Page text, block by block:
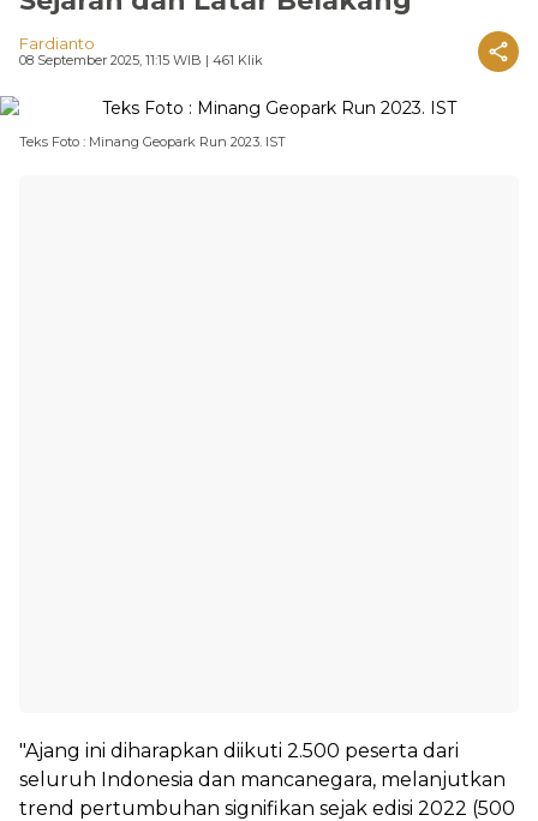
Fardianto
08 September 2025, 11:15 WIB | 461 Klik
Teks Foto : Minang Geopark Run 2023. IST
"Ajang ini diharapkan diikuti 2.500 peserta dari
seluruh Indonesia dan mancanegara, melanjutkan
trend pertumbuhan signifikan sejak edisi 2022 (500